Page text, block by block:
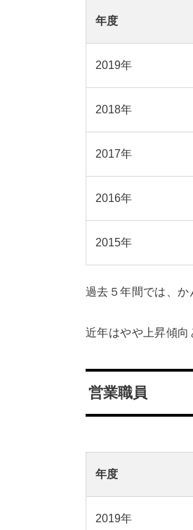
年度
2019年
2018年
2017年
2016年
2015年
過去５年間では、か
近年はやや上昇傾向
営業職員
年度
2019年